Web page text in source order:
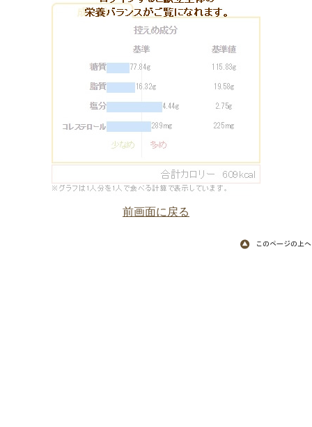
前画面に戻る